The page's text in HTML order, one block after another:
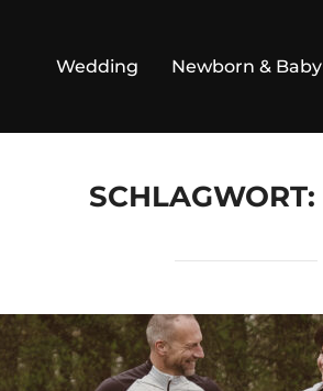
Wedding Newborn & Baby
SCHLAGWORT: